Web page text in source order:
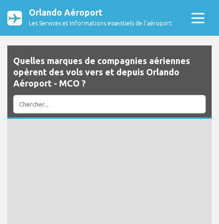
Orlando Aéroport
Les Services et Informations essentiels de l’aéroport
Quelles marques de compagnies aériennes
opèrent des vols vers et depuis Orlando
Aéroport - MCO ?